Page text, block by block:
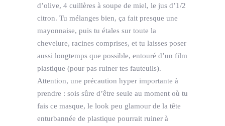
d’olive, 4 cuillères à soupe de miel, le jus d’1/2
citron. Tu mélanges bien, ça fait presque une
mayonnaise, puis tu étales sur toute la
chevelure, racines comprises, et tu laisses poser
aussi longtemps que possible, entouré d’un film
plastique (pour pas ruiner tes fauteuils).
Attention, une précaution hyper importante à
prendre : sois sûre d’être seule au moment où tu
fais ce masque, le look peu glamour de la tête
enturbannée de plastique pourrait ruiner à